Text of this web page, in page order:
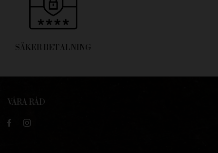
SÄKER BETALNING
VÅRA RÅD